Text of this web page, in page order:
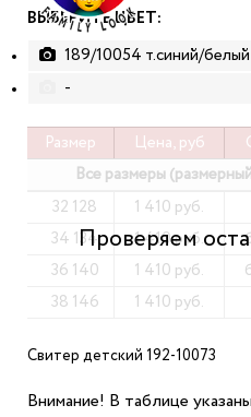
ВЫБЕРИТЕ ЦВЕТ:
189/10054 т.синий/белый
-
Размер Цена, руб
Все размеры
32 128 1 410 руб.
34 134 1 410 руб.
36 140 1 410 руб.
38 146 1 410 руб.
Свитер детский 192-10073
Внимание! В таблице